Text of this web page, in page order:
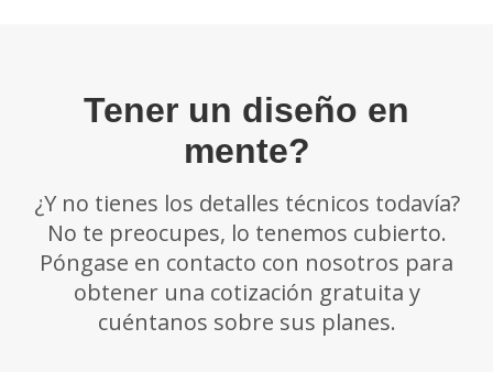
Tener un diseño en
mente?
¿Y no tienes los detalles técnicos todavía?
No te preocupes, lo tenemos cubierto.
Póngase en contacto con nosotros para
obtener una cotización gratuita y
cuéntanos sobre sus planes.